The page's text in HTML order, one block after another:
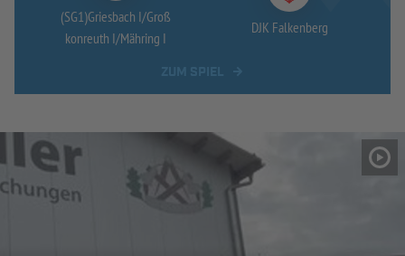
(SG1)Griesbach I/Groß
konreuth I/Mähring I
DJK Falkenberg